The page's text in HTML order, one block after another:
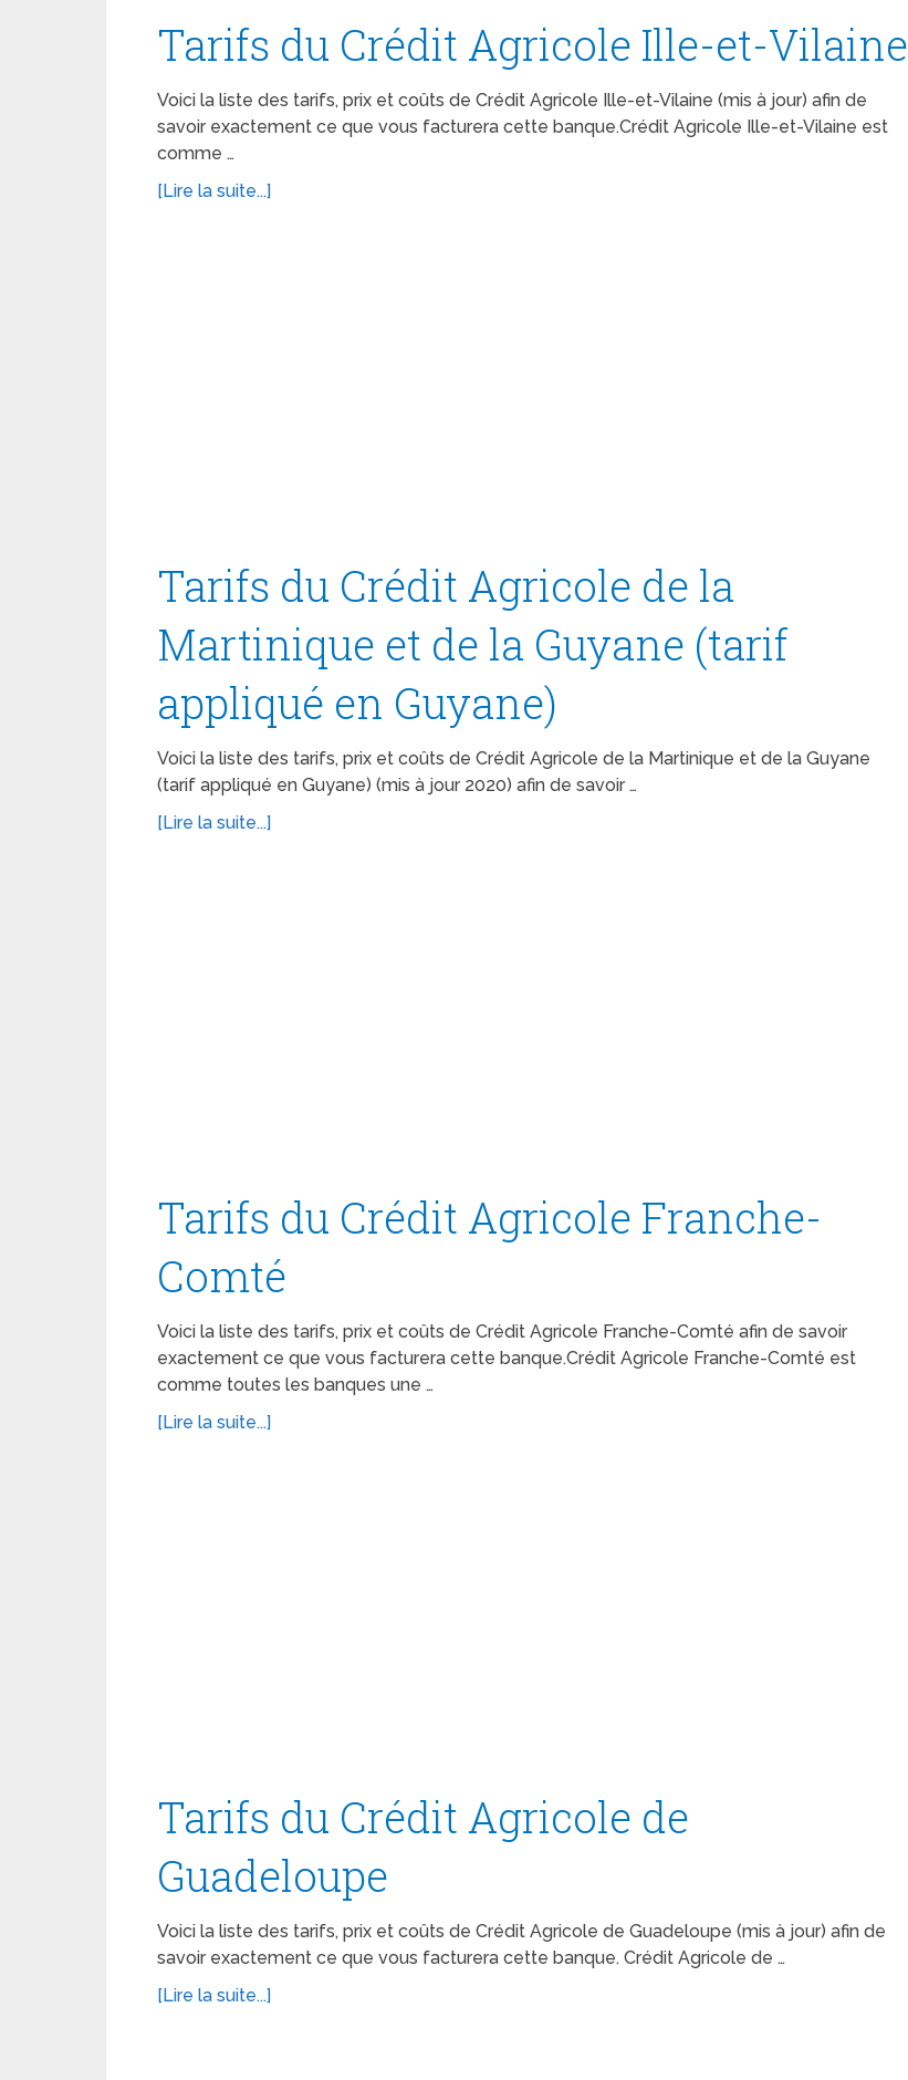
Tarifs du Crédit Agricole Ille-et-Vilaine
Voici la liste des tarifs, prix et coûts de Crédit Agricole Ille-et-Vilaine (mis à jour) afin de
savoir exactement ce que vous facturera cette banque.Crédit Agricole Ille-et-Vilaine est
comme …
[Lire la suite...]
Tarifs du Crédit Agricole de la
Martinique et de la Guyane (tarif
appliqué en Guyane)
Voici la liste des tarifs, prix et coûts de Crédit Agricole de la Martinique et de la Guyane
(tarif appliqué en Guyane) (mis à jour 2020) afin de savoir …
[Lire la suite...]
Tarifs du Crédit Agricole Franche-
Comté
Voici la liste des tarifs, prix et coûts de Crédit Agricole Franche-Comté afin de savoir
exactement ce que vous facturera cette banque.Crédit Agricole Franche-Comté est
comme toutes les banques une …
[Lire la suite...]
Tarifs du Crédit Agricole de
Guadeloupe
Voici la liste des tarifs, prix et coûts de Crédit Agricole de Guadeloupe (mis à jour) afin de
savoir exactement ce que vous facturera cette banque. Crédit Agricole de …
[Lire la suite...]